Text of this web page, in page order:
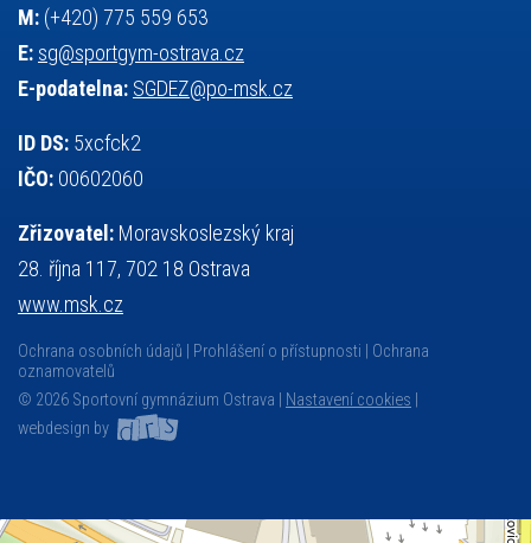
M: (+420) 775 559 653
E: sg@sportgym-ostrava.cz
E-podatelna: SGDEZ@po-msk.cz
ID DS: 5xcfck2
IČO: 00602060
Zřizovatel: Moravskoslezský kraj
28. října 117, 702 18 Ostrava
www.msk.cz
Ochrana osobních údajů Prohlášení o přístupnosti
Ochrana
oznamovatelů
© 2026 Sportovní gymnázium Ostrava |
Nastavení cookies
webdesign by